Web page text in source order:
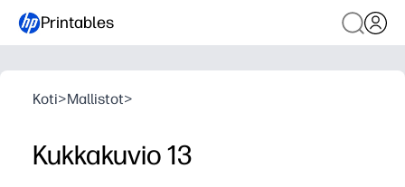
Printables
Koti>Mallistot>
Kukkakuvio 13